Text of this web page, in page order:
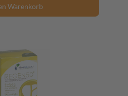
Warenkorb